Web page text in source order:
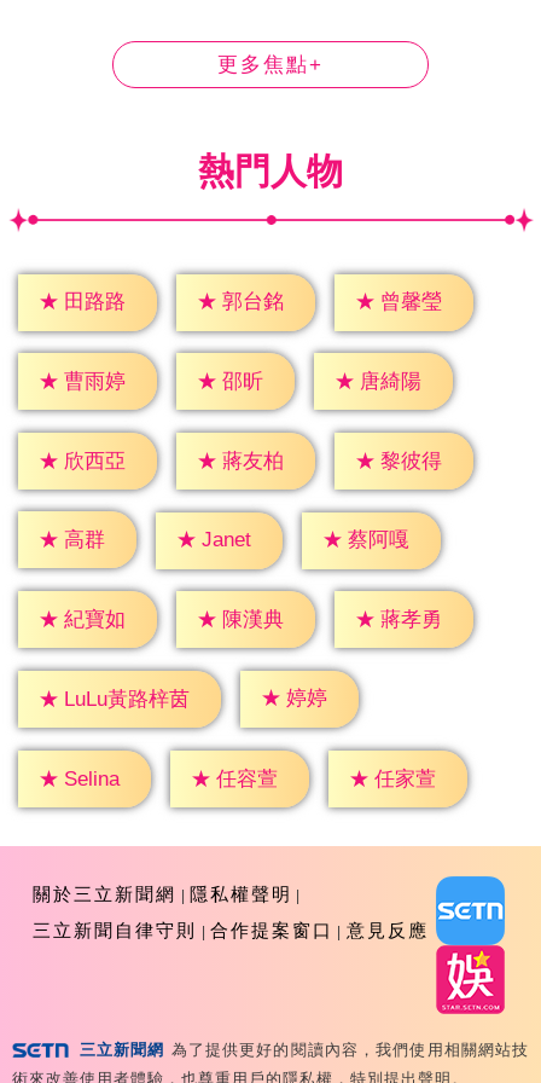
更多焦點+
熱門人物
★ 田路路 ★ 郭台銘 ★ 曾馨瑩
★ 曹雨婷 ★ 邵昕 ★ 唐綺陽
★ 欣西亞 ★ 蔣友柏 ★ 黎彼得
★ 高群 ★ Janet ★ 蔡阿嘎
★ 紀寶如 ★ 陳漢典 ★ 蔣孝勇
★ LuLu黃路梓茵 ★ 婷婷
★ Selina ★ 任容萱 ★ 任家萱
關於三立新聞網
隱私權聲明
三立新聞自律守則
合作提案窗口 意見反應
三立新聞網 為了提供更好的閱讀內容，我們使用相關網站技
術來改善使用者體驗，也尊重用戶的隱私權，特別提出聲明。